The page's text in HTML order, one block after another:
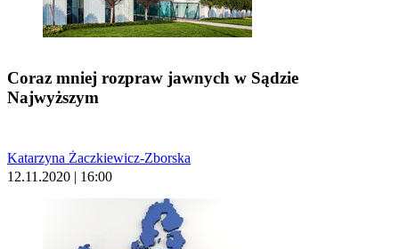
Coraz mniej rozpraw jawnych w Sądzie
Najwyższym
Katarzyna Żaczkiewicz-Zborska
12.11.2020 | 16:00